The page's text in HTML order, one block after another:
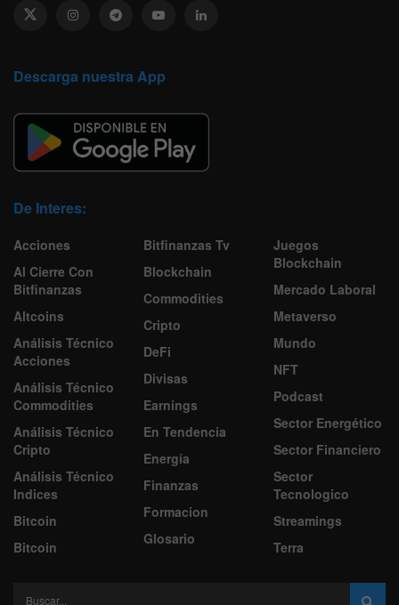
Descarga nuestra App
De Interes:
Acciones
Al Cierre Con
Bitfinanzas
Altcoins
Análisis Técnico
Acciones
Análisis Técnico
Commodities
Análisis Técnico
Cripto
Análisis Técnico
Indices
Bitcoin
Bitcoin
Bitfinanzas Tv
Blockchain
Commodities
Cripto
DeFi
Divisas
Earnings
En Tendencia
Energía
Finanzas
Formacion
Glosario
Juegos
Blockchain
Mercado Laboral
Metaverso
Mundo
NFT
Podcast
Sector Energético
Sector Financiero
Sector
Tecnologico
Streamings
Terra